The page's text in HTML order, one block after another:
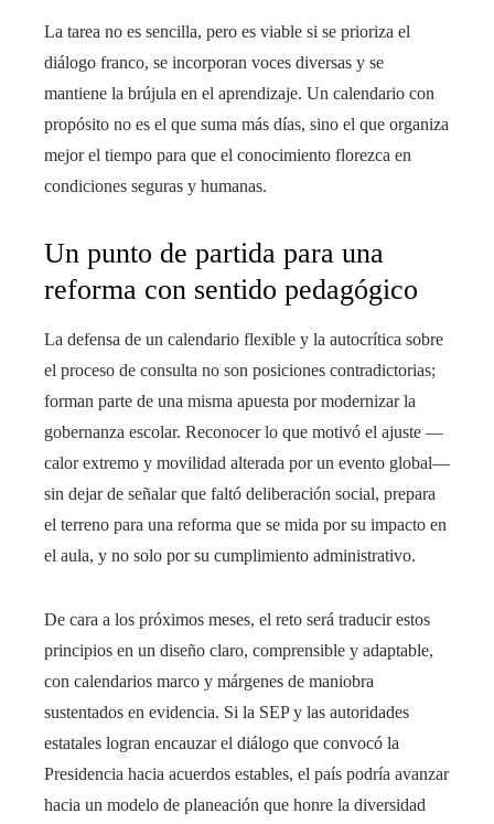
La tarea no es sencilla, pero es viable si se prioriza el
diálogo franco, se incorporan voces diversas y se
mantiene la brújula en el aprendizaje. Un calendario con
propósito no es el que suma más días, sino el que organiza
mejor el tiempo para que el conocimiento florezca en
condiciones seguras y humanas.
Un punto de partida para una
reforma con sentido pedagógico
La defensa de un calendario flexible y la autocrítica sobre
el proceso de consulta no son posiciones contradictorias;
forman parte de una misma apuesta por modernizar la
gobernanza escolar. Reconocer lo que motivó el ajuste —
calor extremo y movilidad alterada por un evento global—
sin dejar de señalar que faltó deliberación social, prepara
el terreno para una reforma que se mida por su impacto en
el aula, y no solo por su cumplimiento administrativo.
De cara a los próximos meses, el reto será traducir estos
principios en un diseño claro, comprensible y adaptable,
con calendarios marco y márgenes de maniobra
sustentados en evidencia. Si la SEP y las autoridades
estatales logran encauzar el diálogo que convocó la
Presidencia hacia acuerdos estables, el país podría avanzar
hacia un modelo de planeación que honre la diversidad